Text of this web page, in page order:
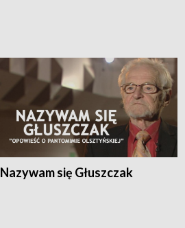
Nazywam się Głuszczak